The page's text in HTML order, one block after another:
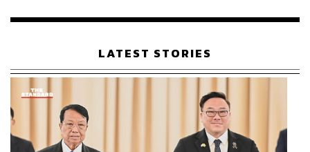
เรือนไทยที่ถูกซุกไว้
LATEST STORIES